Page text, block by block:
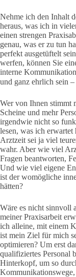
Nehme ich den Inhalt
heraus, was ich in
einen strengen
genau, was er zu tun
perfekt ausgetüftelt
werfen, können Sie
interne
und ganz ehrlich sein
Wer von Ihnen stimmt
Scheine und mehr
irgendwie nicht so
lesen, was ich
Arztzeit sei ja viel
wahr. Aber wie viel
Fragen beantworten,
Und wie viel eigene
ist der womögliche
hätten?
Wäre es nicht sinnvoll
meiner Praxisarbeit
ich alleine, mit einem
ist mein Ziel für mich
optimieren? Um erst
qualifiziertes Personal
Hinterkopf, um so
Kommunikationswege,